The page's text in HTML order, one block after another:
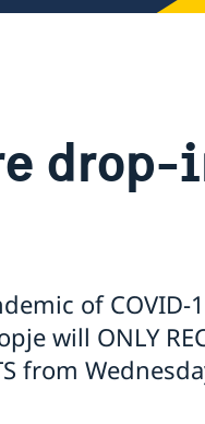
drop-
of
will ONLY
from